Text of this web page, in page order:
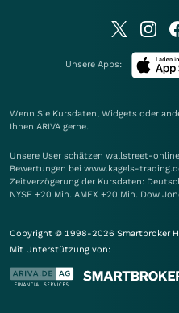
Unsere Apps:
Wenn Sie Kursdaten, Widgets oder
Ihnen ARIVA gerne.
Unsere User schätzen wallstreet-
Bewertungen bei www.kagels-
Zeitverzögerung der Kursdaten:
NYSE +20 Min. AMEX +20 Min. Dow
Copyright © 1998-2026 Smartbroker
Mit Unterstützung von: